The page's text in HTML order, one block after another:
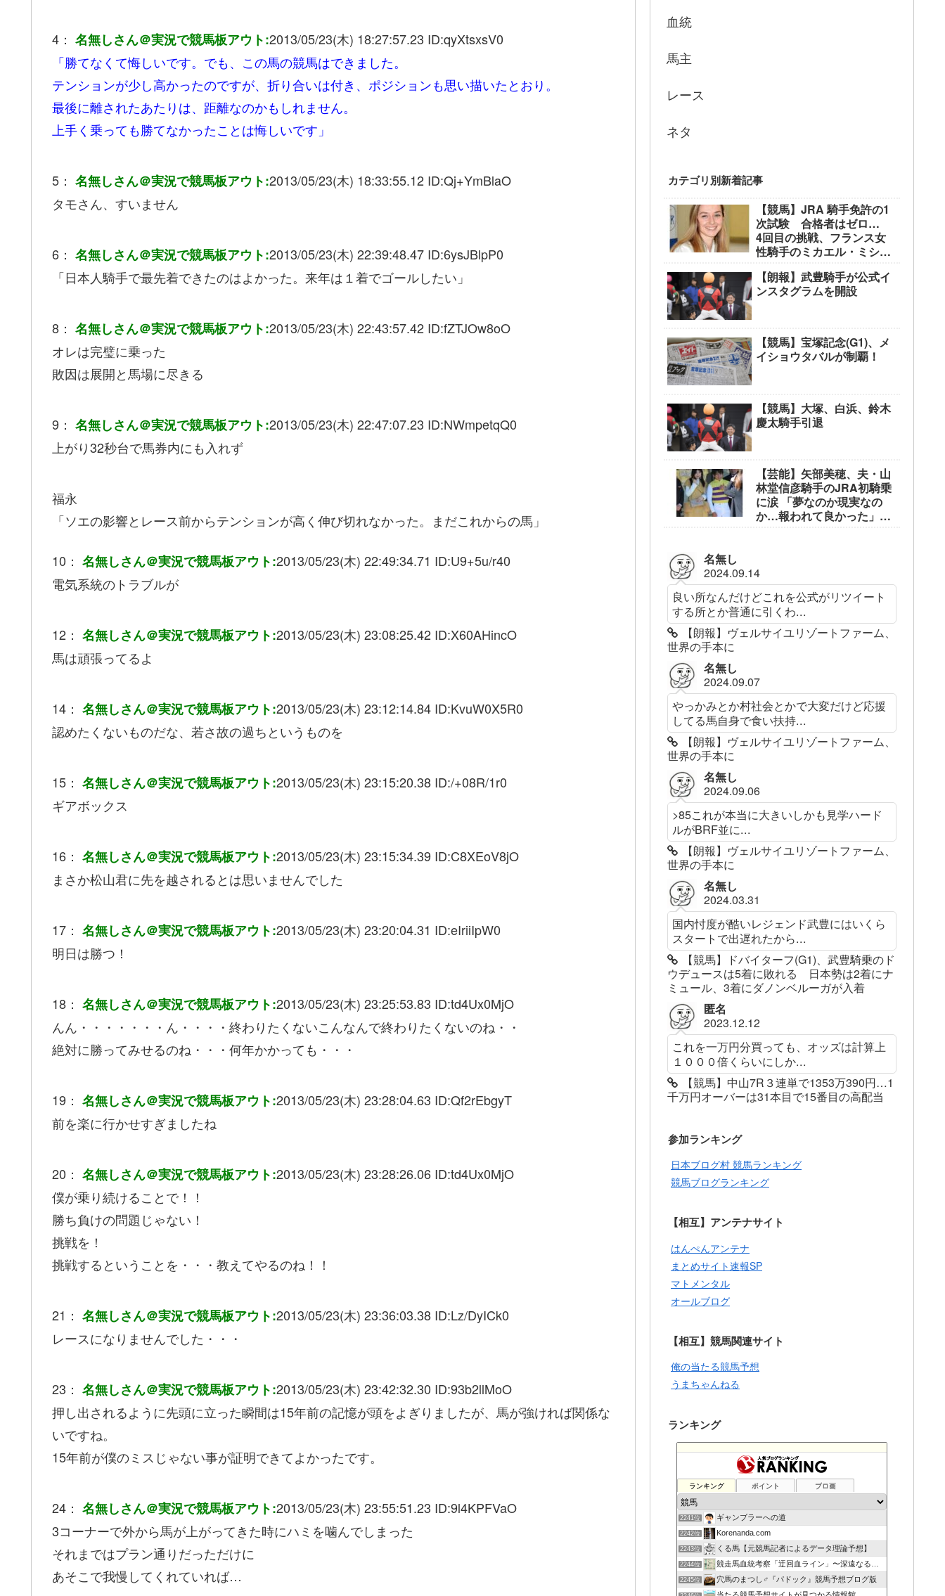
4： 名無しさん＠実況で競馬板アウト:2013/05/23(木) 18:27:57.23 ID:qyXtsxsV0
「勝てなくて悔しいです。でも、この馬の競馬はできました。
テンションが少し高かったのですが、折り合いは付き、ポジションも思い描いたとおり。
最後に離されたあたりは、距離なのかもしれません。
上手く乗っても勝てなかったことは悔しいです」
5： 名無しさん＠実況で競馬板アウト:2013/05/23(木) 18:33:55.12 ID:Qj+YmBlaO
タモさん、すいません
6： 名無しさん＠実況で競馬板アウト:2013/05/23(木) 22:39:48.47 ID:6ysJBlpP0
「日本人騎手で最先着できたのはよかった。来年は１着でゴールしたい」
8： 名無しさん＠実況で競馬板アウト:2013/05/23(木) 22:43:57.42 ID:fZTJOw8oO
オレは完璧に乗った
敗因は展開と馬場に尽きる
9： 名無しさん＠実況で競馬板アウト:2013/05/23(木) 22:47:07.23 ID:NWmpetqQ0
上がり32秒台で馬券内にも入れず
福永
「ソエの影響とレース前からテンションが高く伸び切れなかった。まだこれからの馬」
10： 名無しさん＠実況で競馬板アウト:2013/05/23(木) 22:49:34.71 ID:U9+5u/r40
電気系統のトラブルが
12： 名無しさん＠実況で競馬板アウト:2013/05/23(木) 23:08:25.42 ID:X60AHincO
馬は頑張ってるよ
14： 名無しさん＠実況で競馬板アウト:2013/05/23(木) 23:12:14.84 ID:KvuW0X5R0
認めたくないものだな、若さ故の過ちというものを
15： 名無しさん＠実況で競馬板アウト:2013/05/23(木) 23:15:20.38 ID:/+08R/1r0
ギアボックス
16： 名無しさん＠実況で競馬板アウト:2013/05/23(木) 23:15:34.39 ID:C8XEoV8jO
まさか松山君に先を越されるとは思いませんでした
17： 名無しさん＠実況で競馬板アウト:2013/05/23(木) 23:20:04.31 ID:eIriiIpW0
明日は勝つ！
18： 名無しさん＠実況で競馬板アウト:2013/05/23(木) 23:25:53.83 ID:td4Ux0MjO
んん・・・・・・・ん・・・・終わりたくないこんなんで終わりたくないのね・・
絶対に勝ってみせるのね・・・何年かかっても・・・
19： 名無しさん＠実況で競馬板アウト:2013/05/23(木) 23:28:04.63 ID:Qf2rEbgyT
前を楽に行かせすぎましたね
20： 名無しさん＠実況で競馬板アウト:2013/05/23(木) 23:28:26.06 ID:td4Ux0MjO
僕が乗り続けることで！！
勝ち負けの問題じゃない！
挑戦を！
挑戦するということを・・・教えてやるのね！！
21： 名無しさん＠実況で競馬板アウト:2013/05/23(木) 23:36:03.38 ID:Lz/DyICk0
レースになりませんでした・・・
23： 名無しさん＠実況で競馬板アウト:2013/05/23(木) 23:42:32.30 ID:93b2llMoO
押し出されるように先頭に立った瞬間は15年前の記憶が頭をよぎりましたが、馬が強ければ関係な
いですね。
15年前が僕のミスじゃない事が証明できてよかったです。
24： 名無しさん＠実況で競馬板アウト:2013/05/23(木) 23:55:51.23 ID:9l4KPFVaO
3コーナーで外から馬が上がってきた時にハミを噛んでしまった
それまではプラン通りだっただけに
あそこで我慢してくれていれば…
血統
馬主
レース
ネタ
カテゴリ別新着記事
【競馬】JRA 騎手免許の1
次試験 合格者はゼロ…
4回目の挑戦、フランス女
性騎手のミカエル・ミシェ
【朗報】武豊騎手が公式イ
ンスタグラムを開設
【競馬】宝塚記念(G1)、メ
イショウタバルが制覇！
【競馬】大塚、白浜、鈴木
慶太騎手引退
【芸能】矢部美穂、夫・山
林堂信彦騎手のJRA初騎乗
に涙 「夢なのか現実なの
か…報われて良かった」
名無し
2024.09.14
良い所なんだけどこれを公式がリツイート
する所とか普通に引くわ...
【朗報】ヴェルサイユリゾートファーム、
世界の手本に
名無し
2024.09.07
やっかみとか村社会とかで大変だけど応援
してる馬自身で食い扶持...
【朗報】ヴェルサイユリゾートファーム、
世界の手本に
名無し
2024.09.06
>85これが本当に大きいしかも見学ハード
ルがBRF並に...
【朗報】ヴェルサイユリゾートファーム、
世界の手本に
名無し
2024.03.31
国内忖度が酷いレジェンド武豊にはいくら
スタートで出遅れたから...
【競馬】ドバイターフ(G1)、武豊騎乗のド
ウデュースは5着に敗れる 日本勢は2着にナ
ミュール、3着にダノンベルーガが入着
匿名
2023.12.12
これを一万円分買っても、オッズは計算上
１０００倍くらいにしか...
【競馬】中山7R３連単で1353万390円…1
千万円オーバーは31本目で15番目の高配当
参加ランキング
日本ブログ村 競馬ランキング
競馬ブログランキング
【相互】アンテナサイト
はんぺんアンテナ
まとめサイト速報SP
マトメンタル
オールブログ
【相互】競馬関連サイト
俺の当たる競馬予想
うまちゃんねる
ランキング
ランキング ポイント ブロ画
2241位 ギャンブラーへの道
2242位 Korenanda.com
2243位 くる馬【元競馬記者によるデータ理論予想】
2244位 競走馬血統考察「迂回血ライン」〜深遠なる血の連鎖〜
2245位 穴馬のまつし♂『パドック』競馬予想ブログ版